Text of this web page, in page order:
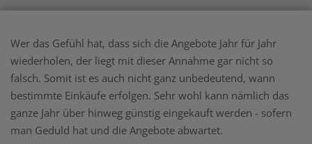
Wer das Gefühl hat, dass sich die Angebote Jahr für Jahr
wiederholen, der liegt mit dieser Annahme gar nicht so
falsch. Somit ist es auch nicht ganz unbedeutend, wann
bestimmte Einkäufe erfolgen. Sehr wohl kann nämlich das
ganze Jahr über hinweg günstig eingekauft werden - sofern
man Geduld hat und die Angebote abwartet.